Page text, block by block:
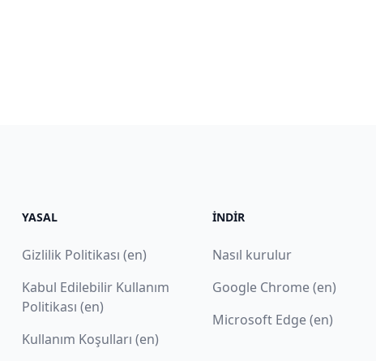
YASAL
Gizlilik Politikası (en)
Kabul Edilebilir Kullanım
Politikası (en)
Kullanım Koşulları (en)
İNDIR
Nasıl kurulur
Google Chrome (en)
Microsoft Edge (en)